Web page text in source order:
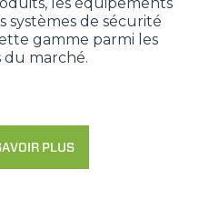
systèmes de sécurité
gamme parmi les
marché.
PLUS